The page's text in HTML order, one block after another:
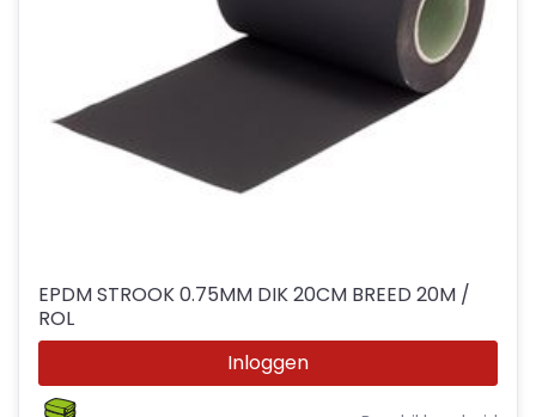
EPDM STROOK 0.75MM DIK 20CM BREED 20M /
ROL
Inloggen